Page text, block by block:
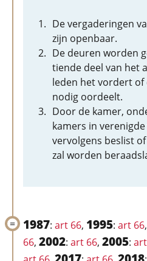
De vergaderingen
zijn openbaar.
De deuren worden
tiende deel van het
leden het vordert
nodig oordeelt.
Door de kamer,
kamers in
vervolgens beslist
zal worden
1987: art 66, 1995: art 66,
66, 2002: art 66, 2005: